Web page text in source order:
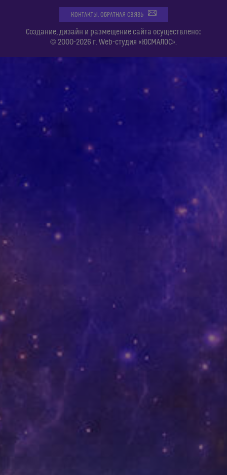
КОНТАКТЫ. ОБРАТНАЯ СВЯЗЬ
Создание, дизайн и размещение сайта осуществлено:
© 2000-2026 г. Web-студия «ЮСМАЛОС».